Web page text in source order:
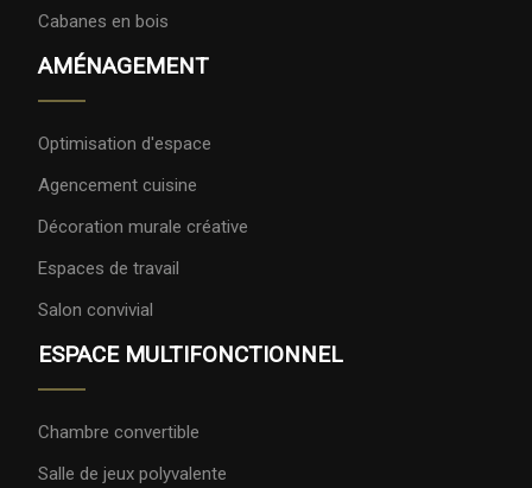
Cabanes en bois
AMÉNAGEMENT
Optimisation d'espace
Agencement cuisine
Décoration murale créative
Espaces de travail
Salon convivial
ESPACE MULTIFONCTIONNEL
Chambre convertible
Salle de jeux polyvalente